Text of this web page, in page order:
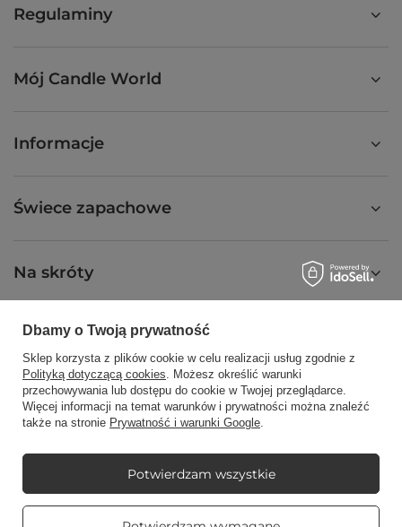
Regulaminy
Mój Candle World
Informacje
Świece zapachowe
Na skróty
Blog
Candle World,Tarnowska 23/2,61-323Poznań
Dbamy o Twoją prywatność
Sklep korzysta z plików cookie w celu realizacji usług zgodnie z
Polityką dotyczącą cookies. Możesz określić warunki
przechowywania lub dostępu do cookie w Twojej przeglądarce.
Więcej informacji na temat warunków i prywatności można znaleźć
także na stronie Prywatność i warunki Google.
Potwierdzam wszystkie